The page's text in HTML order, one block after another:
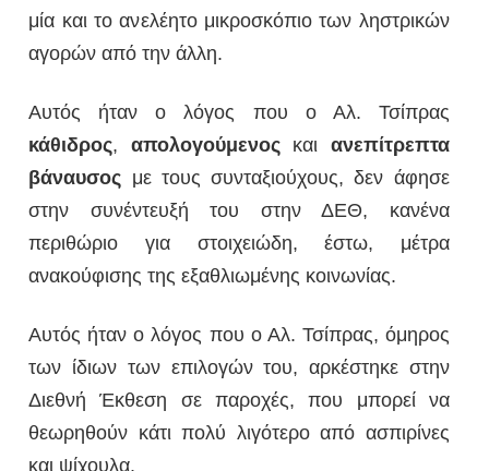
μία και το ανελέητο μικροσκόπιο των ληστρικών
αγορών από την άλλη.
Αυτός ήταν ο λόγος που ο Αλ. Τσίπρας
κάθιδρος, απολογούμενοςκαι ανεπίτρεπτα
βάναυσος με τους συνταξιούχους, δεν άφησε
στην συνέντευξή του στην ΔΕΘ, κανένα
περιθώριο για στοιχειώδη, έστω, μέτρα
ανακούφισης της εξαθλιωμένης κοινωνίας.
Αυτός ήταν ο λόγος που ο Αλ. Τσίπρας, όμηρος
των ίδιων των επιλογών του, αρκέστηκε στην
Διεθνή Έκθεση σε παροχές, που μπορεί να
θεωρηθούν κάτι πολύ λιγότερο από ασπιρίνες
και ψίχουλα.